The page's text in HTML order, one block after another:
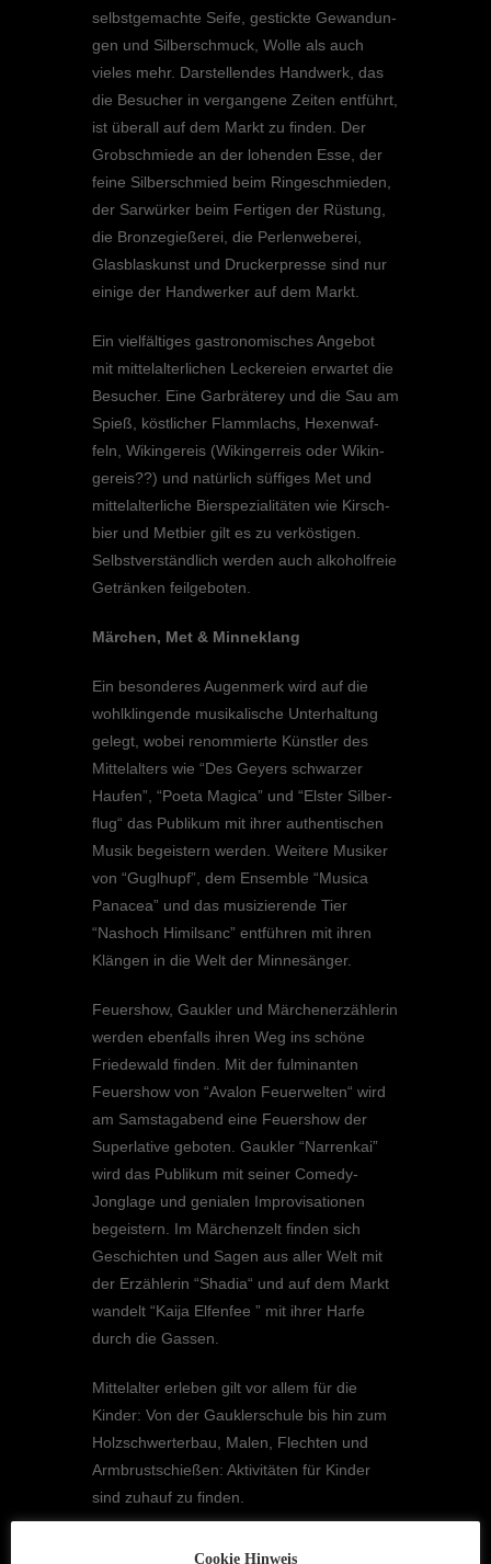
selbst­ge­machte Seife, gestickte Gewan­dun­
gen und Silber­schmuck, Wolle als auch
vieles mehr. Darstel­len­des Handwerk, das
die Besucher in vergan­gene Zeiten entführt,
ist überall auf dem Markt zu finden. Der
Grobschmiede an der lohen­den Esse, der
feine Silber­schmied beim Ringe­schmie­den,
der Sarwür­ker beim Ferti­gen der Rüstung,
die Bronze­gie­ße­rei, die Perlen­we­be­rei,
Glasblas­kunst und Drucker­presse sind nur
einige der Handwer­ker auf dem Markt.
Ein vielfäl­ti­ges gastro­no­mi­sches Angebot
mit mittel­al­ter­li­chen Lecke­reien erwar­tet die
Besucher. Eine Garbrä­terey und die Sau am
Spieß, köstli­cher Flamm­lachs, Hexen­waf­
feln, Wikin­ge­reis (Wikin­ger­reis oder Wikin­
ge­reis??) und natür­lich süffi­ges Met und
mittel­al­ter­li­che Bierspe­zia­li­tä­ten wie Kirsch­
bier und Metbier gilt es zu verkös­ti­gen.
Selbst­ver­ständ­lich werden auch alkohol­freie
Geträn­ken feilgeboten.
Märchen, Met & Minneklang
Ein beson­de­res Augen­merk wird auf die
wohlklin­gende musika­li­sche Unter­hal­tung
gelegt, wobei renom­mierte Künst­ler des
Mittel­al­ters wie “Des Geyers schwar­zer
Haufen”, “Poeta Magica” und “Elster Silber­
flug“ das Publi­kum mit ihrer authen­ti­schen
Musik begeis­tern werden. Weitere Musiker
von “Guglhupf”, dem Ensem­ble “Musica
Panacea” und das musizie­rende Tier
“Nashoch Himilsanc” entfüh­ren mit ihren
Klängen in die Welt der Minnesänger.
Feuer­show, Gaukler und Märchen­er­zäh­le­rin
werden ebenfalls ihren Weg ins schöne
Friedewald finden. Mit der fulmi­nan­ten
Feuer­show von “Avalon Feuer­wel­ten“ wird
am Samstag­abend eine Feuer­show der
Super­la­tive geboten. Gaukler “Narren­kai”
wird das Publi­kum mit seiner Comedy-
Jonglage und genia­len Impro­vi­sa­tio­nen
begeis­tern. Im Märchen­zelt finden sich
Geschich­ten und Sagen aus aller Welt mit
der Erzäh­le­rin “Shadia“ und auf dem Markt
wandelt “Kaija Elfen­fee ” mit ihrer Harfe
durch die Gassen.
Mittel­al­ter erleben gilt vor allem für die
Kinder: Von der Gaukler­schule bis hin zum
Holzschwer­ter­bau, Malen, Flech­ten und
Armbrust­schie­ßen: Aktivi­tä­ten für Kinder
sind zuhauf zu finden.
Cookie Hinweis